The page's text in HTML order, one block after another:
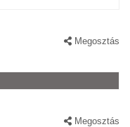
Megosztás
Megosztás